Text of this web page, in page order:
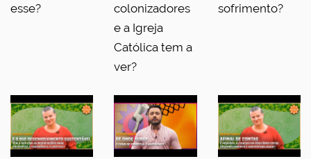
esse?
colonizadores
e a Igreja
Católica tem a
ver?
sofrimento?